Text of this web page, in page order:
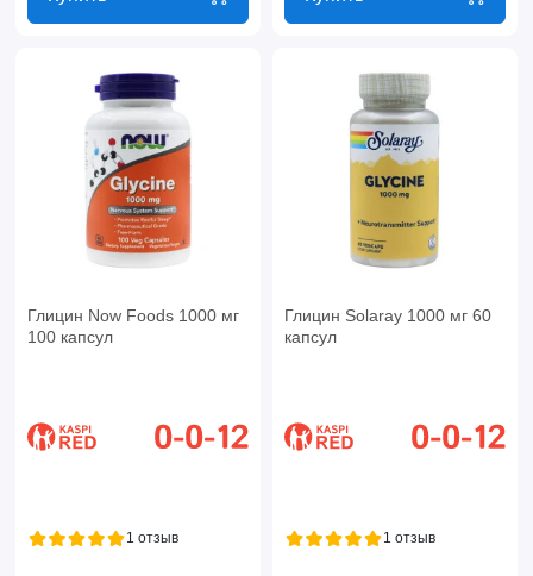
Глицин Now Foods 1000 мг
100 капсул
1 отзыв
Глицин Solaray 1000 мг 60
капсул
1 отзыв